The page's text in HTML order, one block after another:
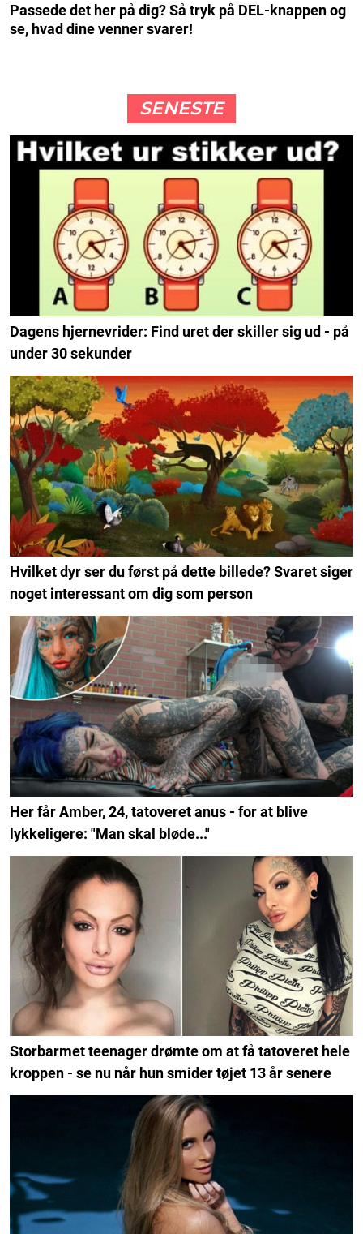
Passede det her på dig? Så tryk på DEL-knappen og
se, hvad dine venner svarer!
SENESTE
Dagens hjernevrider: Find uret der skiller sig ud - på
under 30 sekunder
Hvilket dyr ser du først på dette billede? Svaret siger
noget interessant om dig som person
Her får Amber, 24, tatoveret anus - for at blive
lykkeligere: "Man skal bløde..."
Storbarmet teenager drømte om at få tatoveret hele
kroppen - se nu når hun smider tøjet 13 år senere